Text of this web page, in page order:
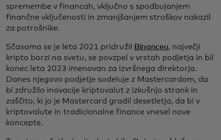
spremembe v financah, vključno s spodbujanjem
finančne vključenosti in zmanjšanjem stroškov nakazil
za potrošnike.
Sčasoma se je leta 2021 pridružil Binanceu, največji
kripto borzi na svetu, se povzpel v vrstah podjetja in bil
konec leta 2023 imenovan za izvršnega direktorja.
Danes njegovo podjetje sodeluje z Mastercardom, da
bi združilo inovacije kriptovalut z izkušnjo strank in
zaščito, ki jo je Mastercard gradil desetletja, da bi v
kriptovalute in tradicionalne finance vnesel nove
koncepte.